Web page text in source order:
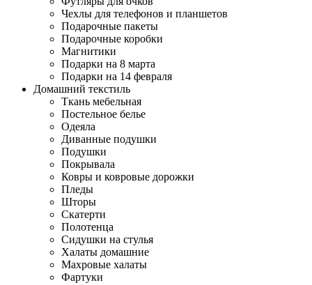
Чехлы для телефонов и планшетов
Подарочные пакеты
Подарочные коробки
Магнитики
Подарки на 8 марта
Подарки на 14 февраля
Домашний текстиль
Ткань мебельная
Постельное белье
Одеяла
Диванные подушки
Подушки
Покрывала
Ковры и ковровые дорожки
Пледы
Шторы
Скатерти
Полотенца
Сидушки на стулья
Халаты домашние
Махровые халаты
Фартуки